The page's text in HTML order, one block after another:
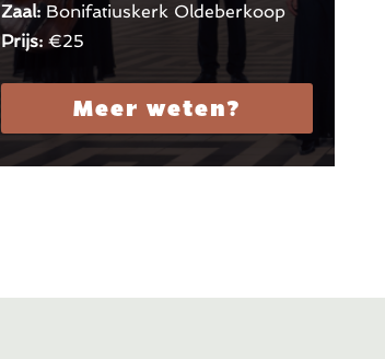
Zaal: Bonifatiuskerk Oldeberkoop
Prijs:€25
Meer weten?